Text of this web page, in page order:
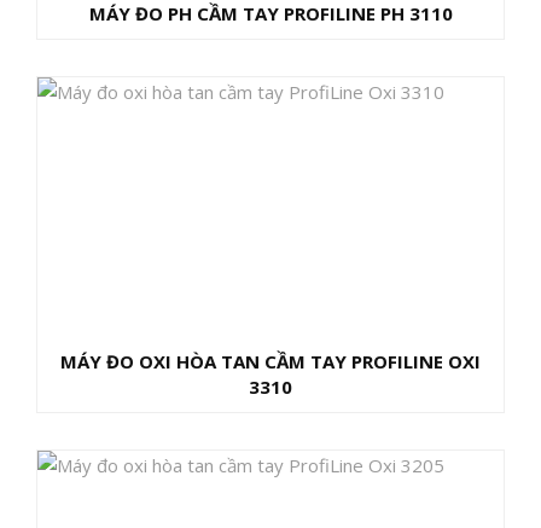
MÁY ĐO PH CẦM TAY PROFILINE PH 3110
MÁY ĐO OXI HÒA TAN CẦM TAY PROFILINE OXI
3310